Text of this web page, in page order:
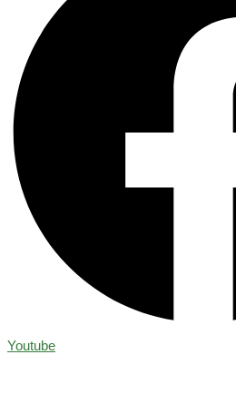
Youtube